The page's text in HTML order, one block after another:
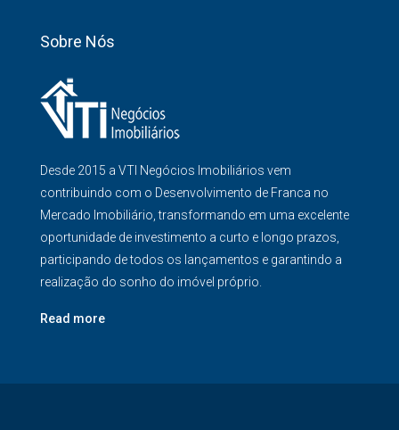
Sobre Nós
Desde 2015 a VTI Negócios Imobiliários vem
contribuindo com o Desenvolvimento de Franca no
Mercado Imobiliário, transformando em uma excelente
oportunidade de investimento a curto e longo prazos,
participando de todos os lançamentos e garantindo a
realização do sonho do imóvel próprio.
Read more